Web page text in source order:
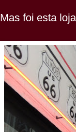
Mas foi esta